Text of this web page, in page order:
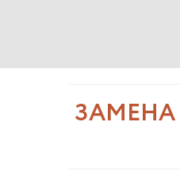
ЗАМЕНА